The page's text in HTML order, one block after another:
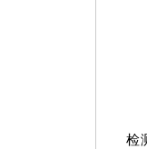
检测